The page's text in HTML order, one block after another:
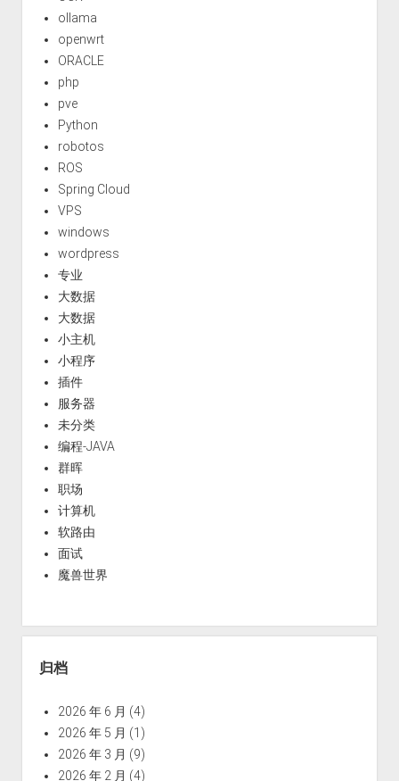
ollama
openwrt
ORACLE
php
pve
Python
robotos
ROS
Spring Cloud
VPS
windows
wordpress
专业
大数据
大数据
小主机
小程序
插件
服务器
未分类
编程-JAVA
群晖
职场
计算机
软路由
面试
魔兽世界
归档
2026 年 6 月 (4)
2026 年 5 月 (1)
2026 年 3 月 (9)
2026 年 2 月 (4)